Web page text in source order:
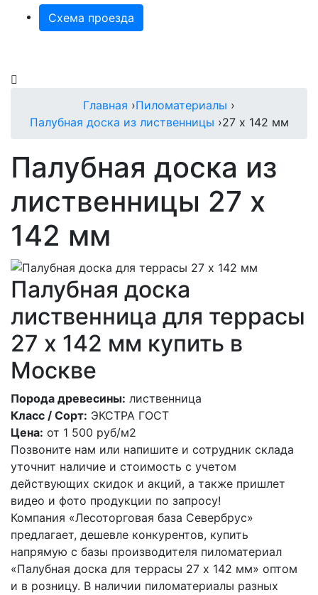
Схема проезда
Главная ›Пиломатериалы ›
Палубная доска из лиственницы ›27 х 142 мм
Палубная доска из
лиственницы 27 х
142 мм
Палубная доска
лиственница для террасы
27 х 142 мм купить в
Москве
Порода древесины: лиственница
Класс / Сорт: ЭКСТРА ГОСТ
Цена: от 1 500 руб/м2
Позвоните нам или напишите и сотрудник склада
уточнит наличие и стоимость с учетом
действующих скидок и акций, а также пришлет
видео и фото продукции по запросу!
Компания «Лесоторговая база Севербрус»
предлагает, дешевле конкурентов, купить
напрямую с базы производителя пиломатериал
«Палубная доска для террасы 27 х 142 мм» оптом
и в розницу. В наличии пиломатериалы разных